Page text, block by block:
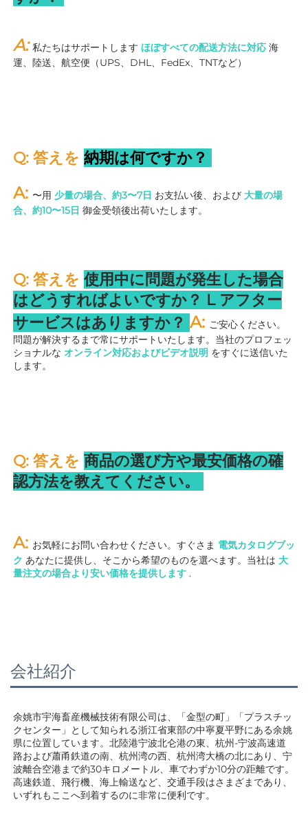
A: 私たちはサポートします ほぼすべての配送方法に対応 海
運、陸送、航空便（UPS、DHL、FedEx、TNTなど）
Q: 答えを 納期は何ですか？
A: 〜用 少量の場合、約3〜7日 お支払い後、および 大量の場
合、約10〜15日 御金受領後出荷いたします。
Q: 答えを 使用中に問題が発生した場合
はどうすればよいですか？ L アフター
サービスはありますか？ A: ご安心ください。
問題が解決するまで常にサポートいたします。当社のプロフェッ
ショナルな オンライン対応およびビデオ説明 をすぐに送信いた
します。
Q: 答えを 商品の選び方や最安価格の確
認方法を教えてください。
A: お気軽にお問い合わせください。すぐさま 電気カタログブッ
ク あなたに提供し、そこから希望のものを選べます。当社は 大
量注文の場合より安い価格を提供します .
会社紹介
余姚市宇海畜産機械技術有限公司は、「金型の町」「プラスチッ
クセンター」として知られる浙江省東部の中寧夏平野にある余姚
県に位置しています。北陸港宁波北仑港の東、杭州-宁波高速道
路および蕭甬鉄道の南、杭州湾の西、杭州湾大橋の北にあり、宁
波離合空港まで約30キロメートル、車でわずか10分の距離です。
高速鉄道、飛行機、海上輸送など、交通手段はさまざまであり、
いずれもここへ到着するのに非常に便利です。